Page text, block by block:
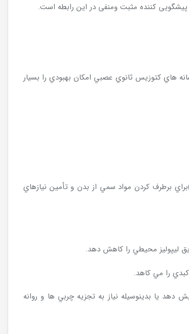
کننده مثبت ومنفی در این رابطه است.
هاي كتوزيس ثانوي عصبي امكان بهبودي را بسيار
و حاوي الكتروليت هاي چند يوني هم به شكل درون سياهرگي و هم درون شكمبه با لوله معدي(تا30ليتر در روز)براي برطرف كردن مواد سمي از بدن و تأمين نيازهاي
دهد يا بدينوسيله نياز به تجزيه چربي ها و روانه